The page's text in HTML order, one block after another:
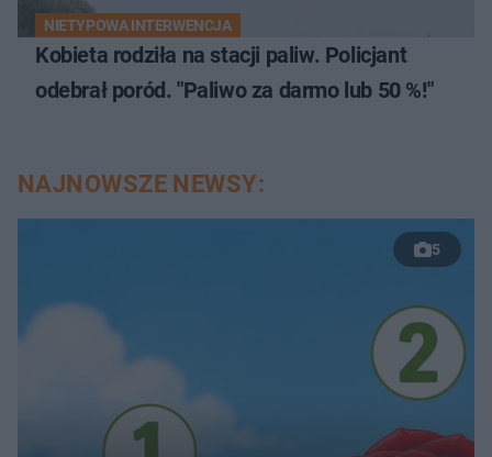
NIETYPOWA INTERWENCJA
Kobieta rodziła na stacji paliw. Policjant
odebrał poród. "Paliwo za darmo lub 50 %!"
NAJNOWSZE NEWSY:
5